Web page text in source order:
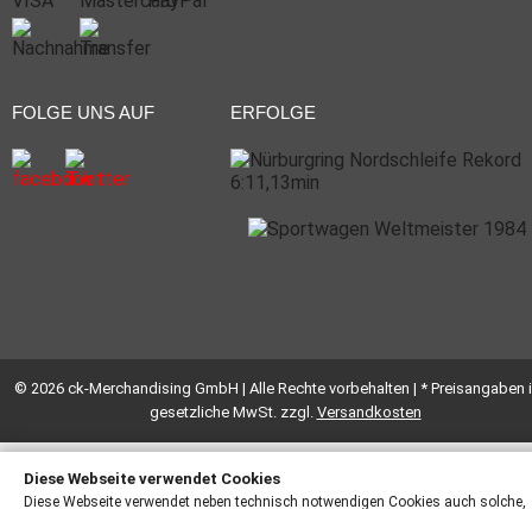
FOLGE UNS AUF ERFOLGE
© 2026 ck-Merchandising GmbH | Alle Rechte vorbehalten | * Preisangaben
gesetzliche MwSt. zzgl. Versandkosten
Diese Webseite verwendet Cookies
Diese Webseite verwendet neben technisch notwendigen Cookies auch solche,